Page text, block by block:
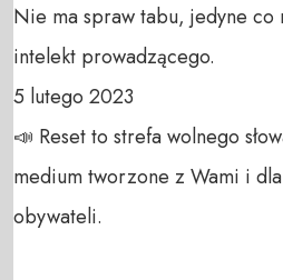
Nie ma spraw tabu, jedyne co
intelekt prowadzącego.
5 lutego 2023
📣 Reset to strefa wolnego
medium tworzone z Wami i
obywateli.